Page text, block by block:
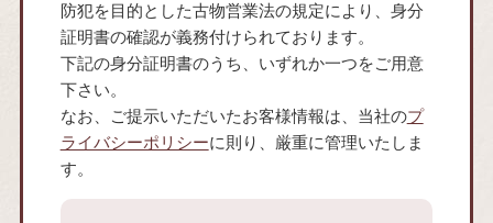
防犯を目的とした古物営業法の規定により、身分
証明書の確認が義務付けられております。
下記の身分証明書のうち、いずれか一つをご用意
下さい。
なお、ご提示いただいたお客様情報は、当社のプ
ライバシーポリシーに則り、厳重に管理いたしま
す。